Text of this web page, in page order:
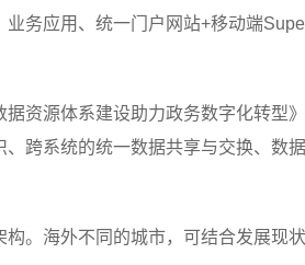
务应用、统一门户网站+移动端
资源体系建设助力政务数字化转型
跨系统的统一数据共享与交换、数
。海外不同的城市，可结合发展现